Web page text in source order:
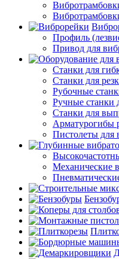
Профиль
Привод для
Станки для
Станки для
Рубочные
Ручные станки
Станки для
Арматурогибы
Пистолеты для
Механические